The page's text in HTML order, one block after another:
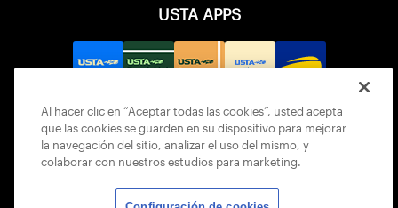
USTA APPS
Al hacer clic en “Aceptar todas las cookies”, usted acepta
que las cookies se guarden en su dispositivo para mejorar
la navegación del sitio, analizar el uso del mismo, y
colaborar con nuestros estudios para marketing.